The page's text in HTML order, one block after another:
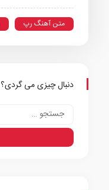
متن آهنگ رپ
دنبال چیزی می گردی؟